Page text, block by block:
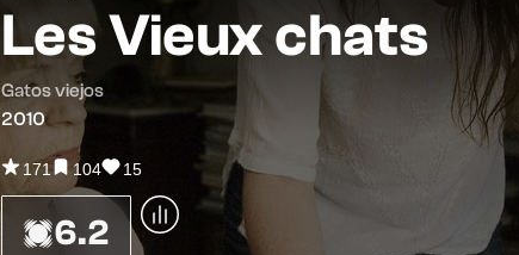
Les Vieux chats
Gatos viejos
2010
171 104 15
6.2